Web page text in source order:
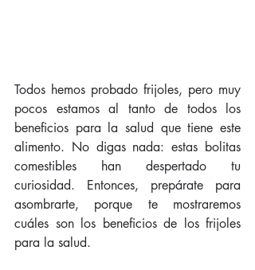
Todos hemos probado frijoles, pero muy
pocos estamos al tanto de todos los
beneficios para la salud que tiene este
alimento. No digas nada: estas bolitas
comestibles han despertado tu
curiosidad. Entonces, prepárate para
asombrarte, porque te mostraremos
cuáles son los beneficios de los frijoles
para la salud.